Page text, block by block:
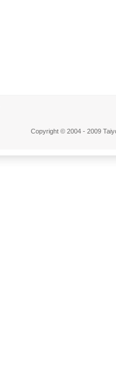
Copyright © 2004 - 2009